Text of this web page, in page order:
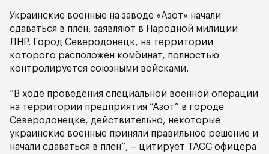
Украинские военные на заводе «Азот» начали
сдаваться в плен, заявляют в Народной милиции
ЛНР. Город Северодонецк, на территории
которого расположен комбинат, полностью
контролируется союзными войсками.
“В ходе проведения специальной военной операции
на территории предприятия “Азот” в городе
Северодонецке, действительно, некоторые
украинские военные приняли правильное решение и
начали сдаваться в плен”, – цитирует ТАСС офицера